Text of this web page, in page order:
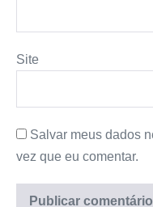
Site
Salvar meus dados
vez que eu comentar.